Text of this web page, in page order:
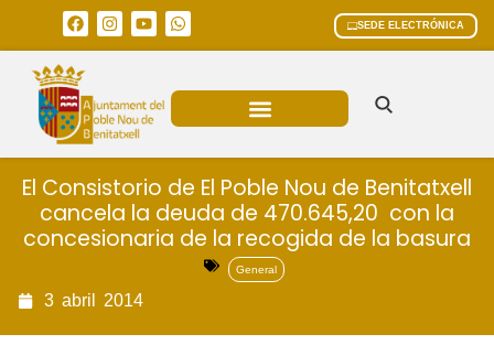
SEDE ELECTRÓNICA
El Consistorio de El Poble Nou de Benitatxell
cancela la deuda de 470.645,20  con la
concesionaria de la recogida de la basura
General
3 abril 2014